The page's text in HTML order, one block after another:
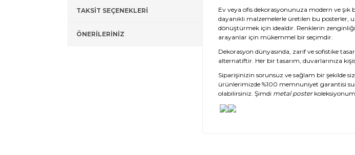
TAKSİT SEÇENEKLERİ
ÖNERİLERİNİZ
Ev veya ofis dekorasyonunuza modern ve
dayanıklı malzemelerle üretilen bu posterler,
dönüştürmek için idealdir. Renklerin
arayanlar için mükemmel bir seçimdir.
Dekorasyon dünyasında, zarif ve sofistike
alternatiftir. Her bir tasarım, duvarlarınıza
Siparişinizin sorunsuz ve sağlam bir şekilde
ürünlerimizde %100 memnuniyet garantisi
olabilirsiniz. Şimdi metal poster